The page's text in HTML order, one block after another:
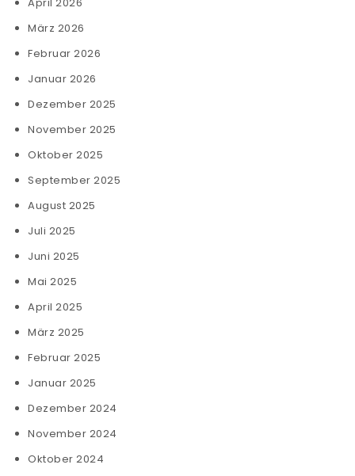
März 2026
Februar 2026
Januar 2026
Dezember 2025
November 2025
Oktober 2025
September 2025
August 2025
Juli 2025
Juni 2025
Mai 2025
April 2025
März 2025
Februar 2025
Januar 2025
Dezember 2024
November 2024
Oktober 2024